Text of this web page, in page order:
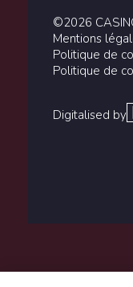
©2026
Mentions
Politique de
Politique de
Digitalised by